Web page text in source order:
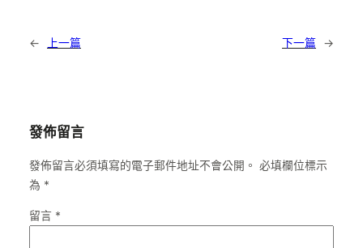
← 上一篇 下一篇 →
發佈留言
發佈留言必須填寫的電子郵件地址不會公開。 必填欄位標示
為 *
留言 *